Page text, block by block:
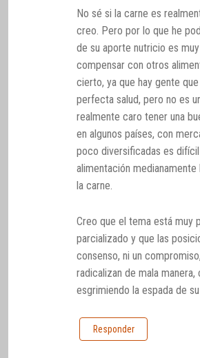
No sé si la carne es
creo. Pero por lo que he
de su aporte nutricio es
compensar con otros
cierto, ya que hay gente
perfecta salud, pero no es
realmente caro tener una
en algunos países, con
poco diversificadas es
alimentación
la carne.
Creo que el tema está muy
parcializado y que las
consenso, ni un
radicalizan de mala manera,
esgrimiendo la espada de
Responder